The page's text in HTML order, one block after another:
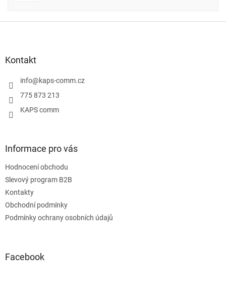
Kontakt
info@kaps-comm.cz
775 873 213
KAPS comm
Informace pro vás
Hodnocení obchodu
Slevový program B2B
Kontakty
Obchodní podmínky
Podmínky ochrany osobních údajů
Facebook